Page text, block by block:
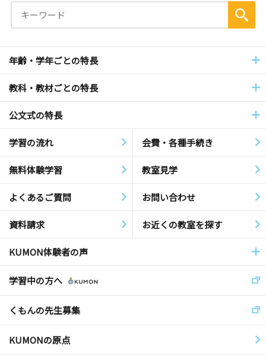
年齢・学年ごとの特長
教科・教材ごとの特長
公文式の特長
学習の流れ 会費・各種手続き
無料体験学習 教室見学
よくあるご質問 お問い合わせ
資料請求 お近くの教室を探す
KUMON体験者の声
学習中の方へ
くもんの先生募集
KUMONの原点